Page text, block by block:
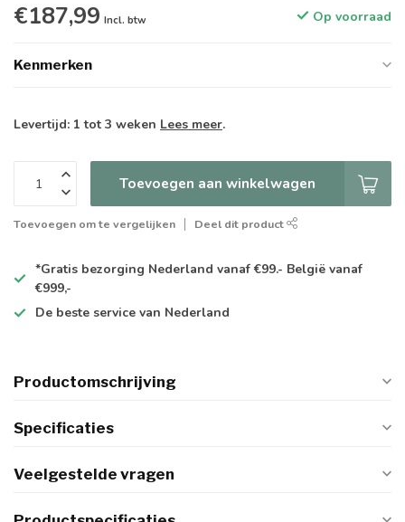
€187,99 Incl. btw Op voorraad
Kenmerken
Levertijd: 1 tot 3 weken Lees meer.
Toevoegen aan winkelwagen
Toevoegen om te vergelijken Deel dit product
*Gratis bezorging Nederland vanaf €99.- België vanaf
€999,-
De beste service van Nederland
Productomschrijving
Specificaties
Veelgestelde vragen